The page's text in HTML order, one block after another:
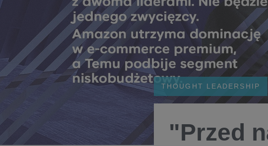
THOUGHT LEADERSHIP
"Przed